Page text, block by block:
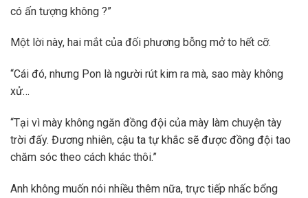
có ấn tượng không ?”
Một lời này, hai mắt của đối phương bỗng mở to hết cỡ.
“Cái đó, nhưng Pon là người rút kim ra mà, sao mày không
xử…
“Tại vì mày không ngăn đồng đội của mày làm chuyện tày
trời đấy. Đương nhiên, cậu ta tự khắc sẽ được đồng đội tao
chăm sóc theo cách khác thôi.”
Anh không muốn nói nhiều thêm nữa, trực tiếp nhấc bổng